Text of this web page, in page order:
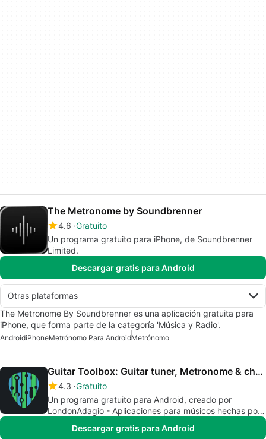
The Metronome by Soundbrenner
4.6 Gratuito
Un programa gratuito para iPhone, de Soundbrenner
Limited.
Descargar gratis para Android
Otras plataformas
The Metronome By Soundbrenner es una aplicación gratuita para
iPhone, que forma parte de la categoría 'Música y Radio'.
AndroidiPhoneMetrónomo Para AndroidMetrónomo
Guitar Toolbox: Guitar tuner, Metronome & chords
4.3 Gratuito
Un programa gratuito para Android, creado por
LondonAdagio - Aplicaciones para músicos hechas por
Descargar gratis para Android